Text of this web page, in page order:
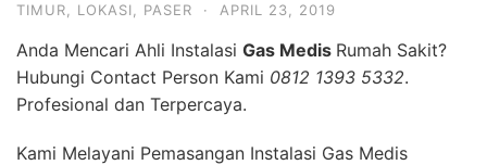
TIMUR
LOKASI PASER · APRIL 23, 2019
Anda Mencari Ahli Instalasi Gas Medis Rumah Sakit?
Hubungi Contact Person Kami 0812 1393 5332.
Profesional dan Terpercaya.
Kami Melayani Pemasangan Instalasi Gas Medis